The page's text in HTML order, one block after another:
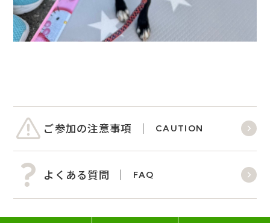
ご参加の注意事項 CAUTION
よくある質問 FAQ